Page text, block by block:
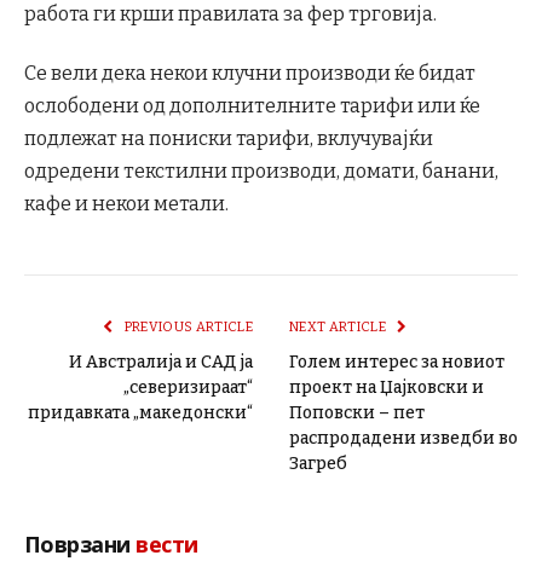
работа ги крши правилата за фер трговија.
Се вели дека некои клучни производи ќе бидат
ослободени од дополнителните тарифи или ќе
подлежат на пониски тарифи, вклучувајќи
одредени текстилни производи, домати, банани,
кафе и некои метали.
PREVIOUS ARTICLE
И Австралија и САД ја
„северизираат“
придавката „македонски“
NEXT ARTICLE
Голем интерес за новиот
проект на Џајковски и
Поповски – пет
распродадени изведби во
Загреб
Поврзани вести